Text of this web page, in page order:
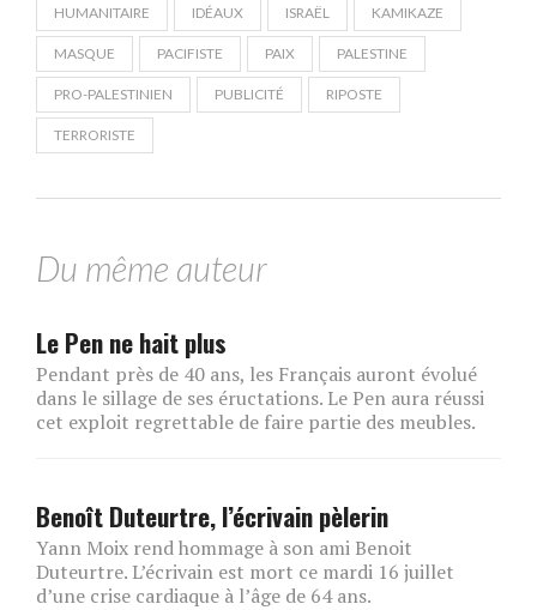
HUMANITAIRE IDÉAUX ISRAËL KAMIKAZE
MASQUE PACIFISTE PAIX PALESTINE
PRO-PALESTINIEN PUBLICITÉ RIPOSTE
TERRORISTE
Du même auteur
Le Pen ne hait plus
Pendant près de 40 ans, les Français auront évolué
dans le sillage de ses éructations. Le Pen aura réussi
cet exploit regrettable de faire partie des meubles.
Benoît Duteurtre, l’écrivain pèlerin
Yann Moix rend hommage à son ami Benoit
Duteurtre. L’écrivain est mort ce mardi 16 juillet
d’une crise cardiaque à l’âge de 64 ans.